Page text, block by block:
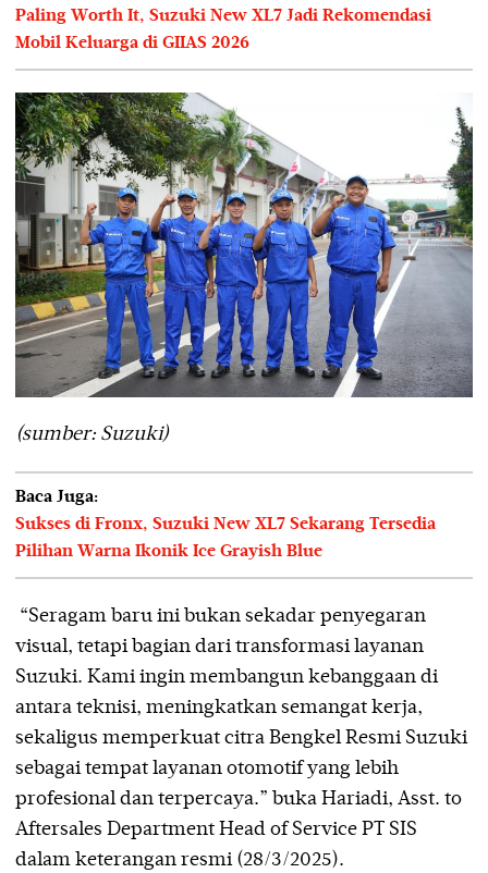
Paling Worth It, Suzuki New XL7 Jadi Rekomendasi
Mobil Keluarga di GIIAS 2026
(sumber: Suzuki)
Baca Juga:
Sukses di Fronx, Suzuki New XL7 Sekarang Tersedia
Pilihan Warna Ikonik Ice Grayish Blue
“Seragam baru ini bukan sekadar penyegaran
visual, tetapi bagian dari transformasi layanan
Suzuki. Kami ingin membangun kebanggaan di
antara teknisi, meningkatkan semangat kerja,
sekaligus memperkuat citra Bengkel Resmi Suzuki
sebagai tempat layanan otomotif yang lebih
profesional dan terpercaya.” buka Hariadi, Asst. to
Aftersales Department Head of Service PT SIS
dalam keterangan resmi (28/3/2025).